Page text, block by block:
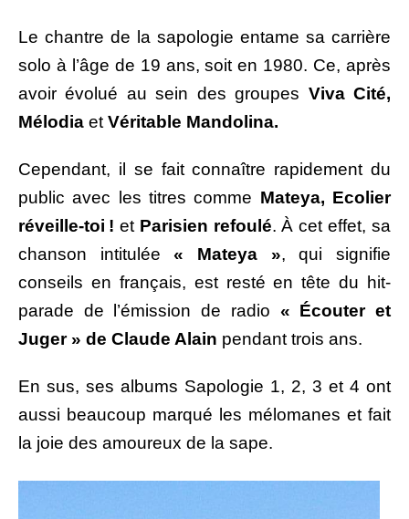
Le chantre de la sapologie entame sa carrière
solo à l’âge de 19 ans, soit en 1980. Ce, après
avoir évolué au sein des groupes Viva Cité,
Mélodia et Véritable Mandolina.
Cependant, il se fait connaître rapidement du
public avec les titres comme Mateya, Ecolier
réveille-toi ! et Parisien refoulé. À cet effet, sa
chanson intitulée« Mateya », qui signifie
conseils en français, est resté en tête du hit-
parade de l’émission de radio « Écouter et
Juger » de Claude Alain pendant trois ans.
En sus, ses albums Sapologie 1, 2, 3 et 4 ont
aussi beaucoup marqué les mélomanes et fait
la joie des amoureux de la sape.